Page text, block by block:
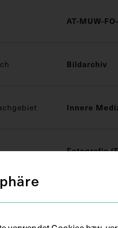
AT-MUW-
Bildarchiv
Innere
Fotografie